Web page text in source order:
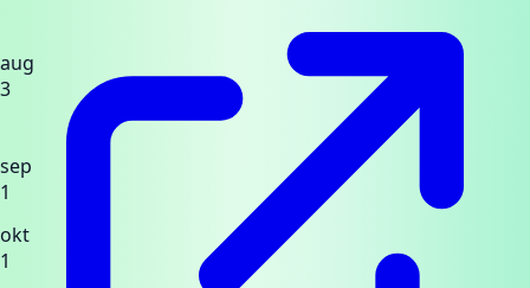
aug
3
sep
1
okt
1